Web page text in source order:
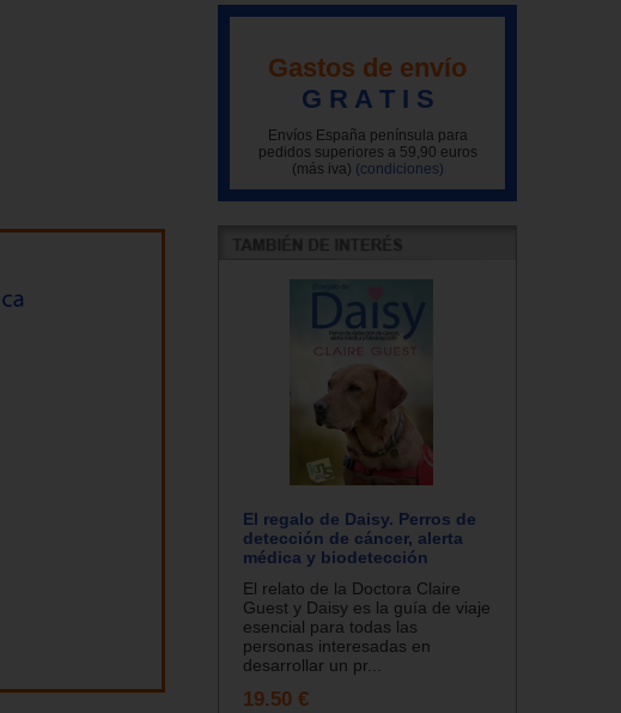
Gastos de envío
G R A T I S
Envíos España península para
pedidos superiores a 59,90 euros
(más iva) (condiciones)
El regalo de Daisy. Perros de
detección de cáncer, alerta
médica y biodetección
El relato de la Doctora Claire
Guest y Daisy es la guía de viaje
esencial para todas las
personas interesadas en
desarrollar un pr...
19.50 €